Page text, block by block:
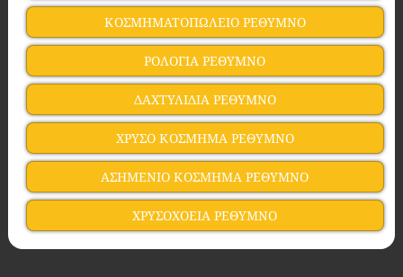
ΚΟΣΜΗΜΑΤΟΠΩΛΕΙΟ ΡΕΘΥΜΝΟ
ΡΟΛΟΓΙΑ ΡΕΘΥΜΝΟ
ΔΑΧΤΥΛΙΔΙΑ ΡΕΘΥΜΝΟ
ΧΡΥΣΟ ΚΟΣΜΗΜΑ ΡΕΘΥΜΝΟ
ΑΣΗΜΕΝΙΟ ΚΟΣΜΗΜΑ ΡΕΘΥΜΝΟ
ΧΡΥΣΟΧΟΕΙΑ ΡΕΘΥΜΝΟ